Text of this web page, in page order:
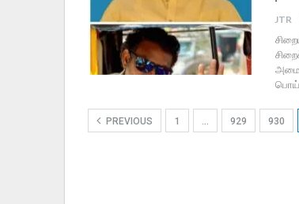
JTR
PREVIOUS 1 929 930